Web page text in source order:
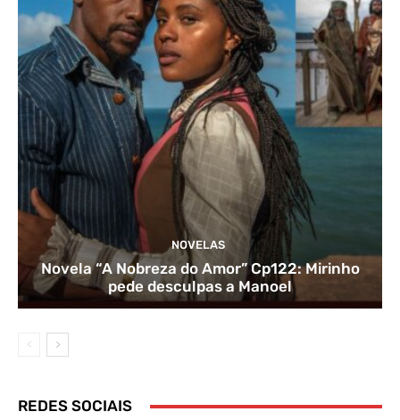
NOVELAS
Novela “A Nobreza do Amor” Cp122: Mirinho
pede desculpas a Manoel
REDES SOCIAIS